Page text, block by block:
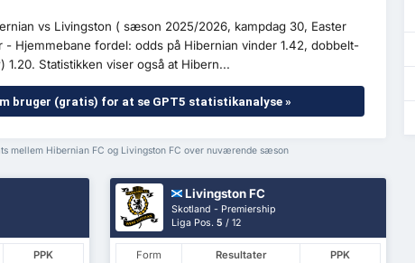
vs Livingston ( sæson 2025/2026, kampdag 30, Easter
- Hjemmebane fordel: odds på Hibernian vinder 1.42, dobbelt-
Statistikken viser også at Hibern...
bruger (gratis) for at se GPT5 statistikanalyse »
mellem Hibernian FC og Livingston FC over nuværende sæson
PPK
Livingston FC
Skotland - Premiership
Liga Pos.5 / 12
Form Resultater
PPK